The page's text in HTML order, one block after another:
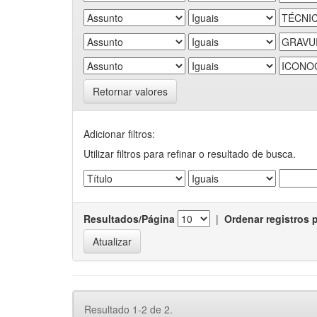
Retornar valores
Adicionar filtros:
Utilizar filtros para refinar o resultado de busca.
Resultados/Página | Ordenar registros
Resultado 1-2 de 2.